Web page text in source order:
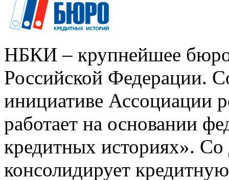
НБКИ – крупнейшее
Российской Федерации.
инициативе Ассоциации
работает на основании
кредитных историях».
консолидирует